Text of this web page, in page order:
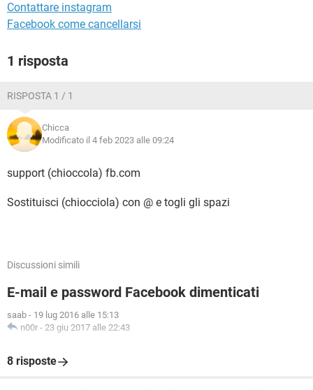
Contattare instagram
Facebook come cancellarsi
1 risposta
RISPOSTA 1 / 1
Chicca
Modificato il 4 feb 2023 alle 09:24
support (chioccola) fb.com
Sostituisci (chiocciola) con @ e togli gli spazi
Discussioni simili
E-mail e password Facebook dimenticati
saab - 19 lug 2016 alle 15:13
n00r - 23 giu 2017 alle 22:43
8 risposte